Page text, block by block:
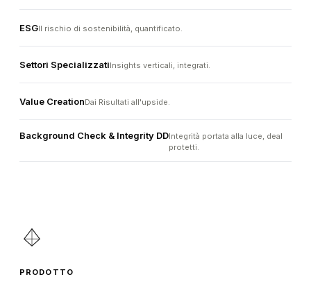
ESGIl rischio di sostenibilità, quantificato.
Settori SpecializzatiInsights verticali, integrati.
Value CreationDai Risultati all'upside.
Background Check & Integrity DDIntegrità portata alla luce, deal
protetti.
PRODOTTO